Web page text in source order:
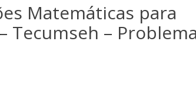
Matemáticas para
Tecumseh –